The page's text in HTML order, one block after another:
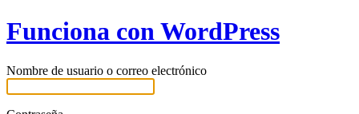
Funciona con WordPress
Nombre de usuario o correo electrónico